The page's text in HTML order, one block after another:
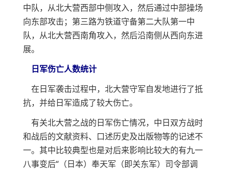
中队，从北大营西部中侧攻入，然后通过中部操场
向东部攻击；第三路为铁道守备第二大队第一中
队，从北大营西南角攻入，然后沿南侧从西向东进
展。
日军伤亡人数统计
在日军袭击过程中，北大营守军自发地进行了抵
抗，并给日军造成了较大伤亡。
有关北大营之战的日军伤亡情况，中日双方战时
和战后的文献资料、口述历史及出版物等的记述不
一。其中比较典型也是对后来影响比较大的有九一
八事变后“（日本）奉天军（即关东军）司令部调